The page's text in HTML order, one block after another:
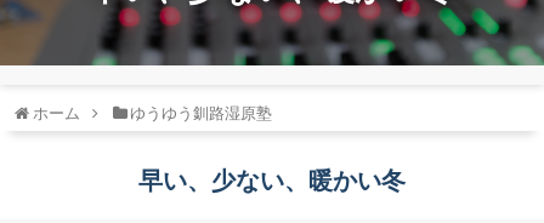
ホーム ゆうゆう釧路湿原塾
早い、少ない、暖かい冬